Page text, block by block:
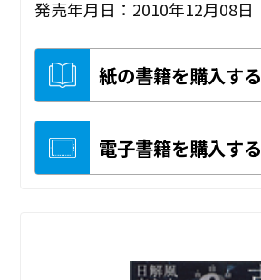
発売年月日：2010年12月08日
紙の書籍を購入する
電子書籍を購入する